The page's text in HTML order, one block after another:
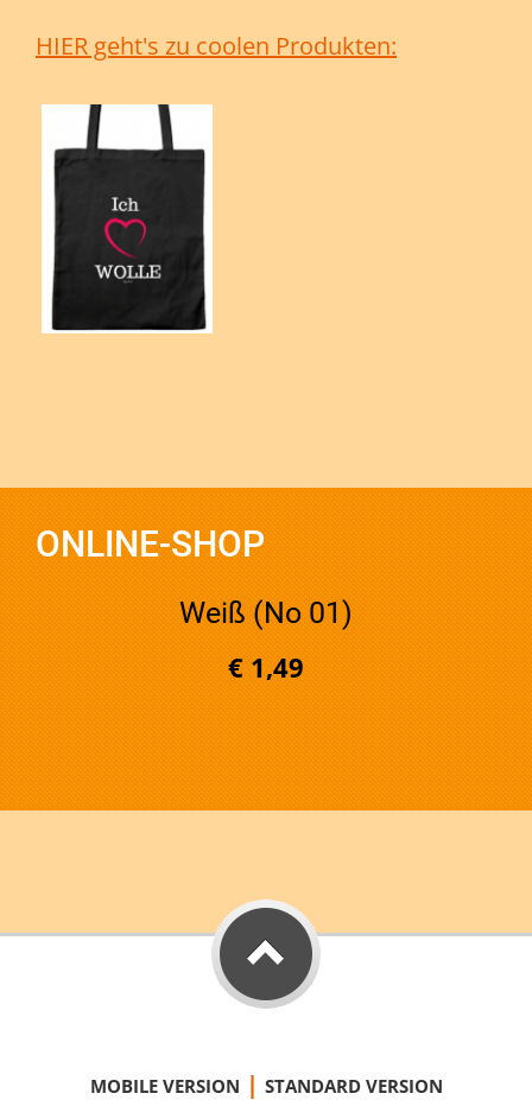
HIER geht's zu coolen Produkten:
ONLINE-SHOP
Weiß (No 01)
€ 1,49
MOBILE VERSION | STANDARD VERSION